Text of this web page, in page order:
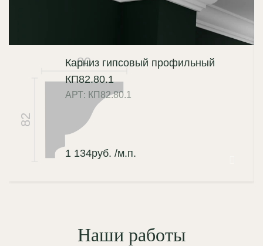
80
82
Карниз гипсовый профильный
КП82.80.1
АРТ: КП82.80.1
1 134руб. /м.п.
Наши работы